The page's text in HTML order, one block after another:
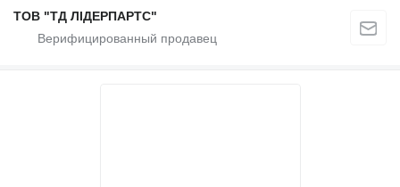
ТОВ "ТД ЛІДЕРПАРТС"